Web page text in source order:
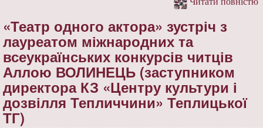
«Театр одного актора» зустріч з
лауреатом міжнародних та
всеукраїнських конкурсів читців
Аллою ВОЛИНЕЦЬ (заступником
директора КЗ «Центру культури і
дозвілля Тепличчини» Теплицької
ТГ)